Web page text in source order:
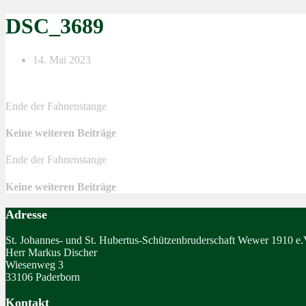
DSC_3689
14. Mai 2023
Ende der Fahnenstange
Keine weiteren Beiträge
Ende der Fahnenstange
Keine weiteren Beiträge
Adresse
St. Johannes- und St. Hubertus-Schützenbruderschaft Wewer 1910
Herr Markus Discher
Wiesenweg 3
33106 Paderborn
Kontakt